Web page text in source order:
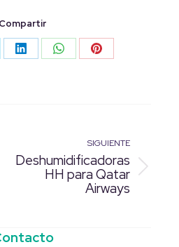
Compartir
Share
Share
Share
SIGUIENTE
Proyecto
Deshumidificadoras
HH para Qatar
Airways